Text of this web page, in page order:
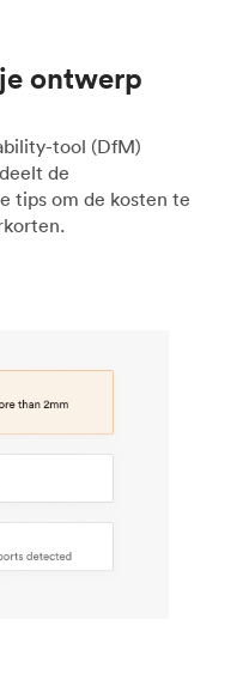
ontwerp
tool (DfM)
de
tips om de kosten te